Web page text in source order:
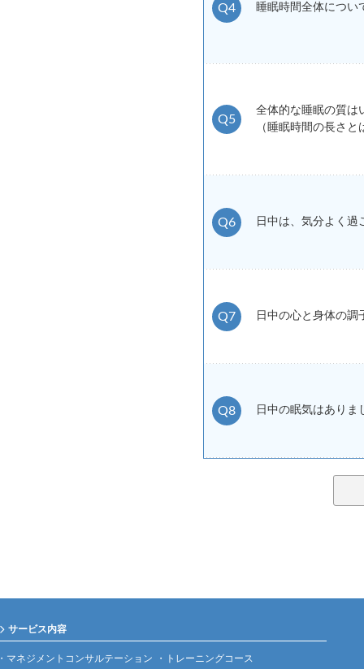
Q4 睡眠時間全体につい
Q5
全体的な睡眠の質は
（睡眠時間の長さと
Q6 日中は、気分よく過
Q7 日中の心と身体の調
Q8 日中の眠気はありま
サービス内容
マネジメントコンサルテーション
トレーニングコース